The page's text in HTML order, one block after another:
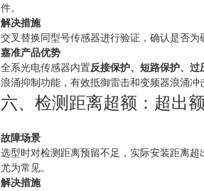
件。
解决措施
交叉替换同型号传感器进行验证，确认是否为
嘉准产品优势
全系光电传感器内置反接保护、短路保护、过
浪涌抑制功能，有效抵御雷击和变频器浪涌冲
六、检测距离超额：超出
故障场景
选型时对检测距离预留不足，实际安装距离
尤为常见。
解决措施